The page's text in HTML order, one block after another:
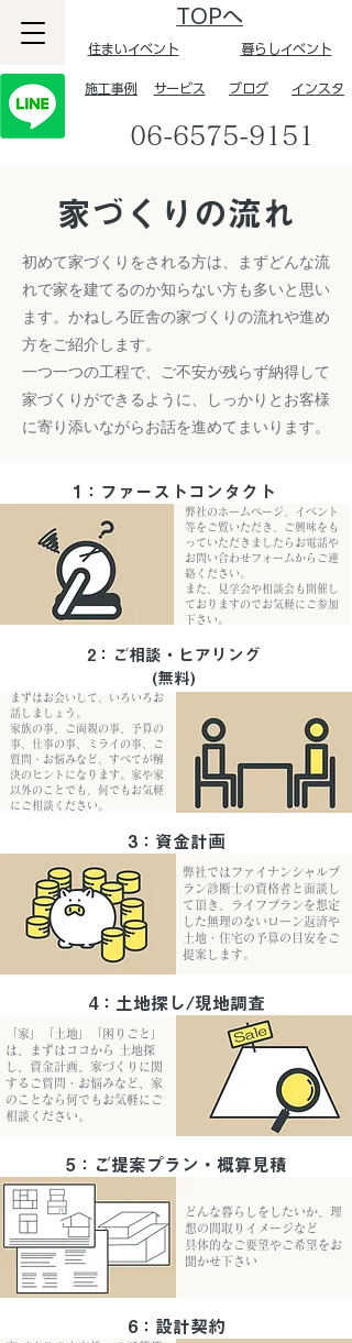
TOPへ
住まいイベント 暮らしイベント
​施工事例 サービス ブログ インスタ
06-6575-9151
​家づくりの流れ
初めて家づくりをされる方は、まずどんな流
れで家を建てるのか知らない方も多いと思い
ます。かねしろ匠舎の家づくりの流れや進め
方をご紹介します。
一つ一つの工程で、ご不安が残らず納得して
家づくりができるように、しっかりとお客様
に寄り添いながらお話を進めてまいります。
1：ファーストコンタクト
弊社のホームページ、イベント
等をご覧いただき、ご興味をも
っていただきましたらお電話や
お問い合わせフォームからご連
絡ください。
また、見学会や相談会も開催し
ておりますのでお気軽にご参加
下さい。
2：ご相談・ヒアリング
(無料)
まずはお会いして、いろいろお
話しましょう。
家族の事、ご両親の事、予算の
事、仕事の事、ミライの事、ご
質問・お悩みなど、すべてが解
決のヒントになります。家や家
以外のことでも、何でもお気軽
にご相談ください。
3：資金計画
弊社ではファイナンシャルプ
ラン診断士の資格者と面談し
て頂き、ライフプランを想定
した無理のないローン返済や
土地・住宅の予算の目安をご
提案します。
4：土地探し/現地調査
「家」「土地」「困りごと」
は、まずはココから 土地探
し、資金計画、家づくりに関
するご質問・お悩みなど、家
のことなら何でもお気軽にご
相談ください。
5：ご提案プラン・概算見積
どんな暮らしをしたいか、理
想の間取りイメージなど
具体的なご要望やご希望をお
聞かせ下さい
6：設計契約